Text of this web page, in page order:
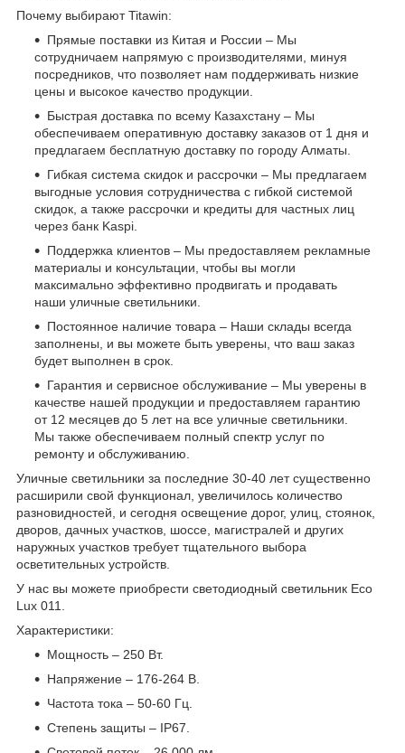
Почему выбирают Titawin:
Прямые поставки из Китая и России – Мы
сотрудничаем напрямую с производителями, минуя
посредников, что позволяет нам поддерживать низкие
цены и высокое качество продукции.
Быстрая доставка по всему Казахстану – Мы
обеспечиваем оперативную доставку заказов от 1 дня и
предлагаем бесплатную доставку по городу Алматы.
Гибкая система скидок и рассрочки – Мы предлагаем
выгодные условия сотрудничества с гибкой системой
скидок, а также рассрочки и кредиты для частных лиц
через банк Kaspi.
Поддержка клиентов – Мы предоставляем рекламные
материалы и консультации, чтобы вы могли
максимально эффективно продвигать и продавать
наши уличные светильники.
Постоянное наличие товара – Наши склады всегда
заполнены, и вы можете быть уверены, что ваш заказ
будет выполнен в срок.
Гарантия и сервисное обслуживание – Мы уверены в
качестве нашей продукции и предоставляем гарантию
от 12 месяцев до 5 лет на все уличные светильники.
Мы также обеспечиваем полный спектр услуг по
ремонту и обслуживанию.
Уличные светильники за последние 30-40 лет существенно
расширили свой функционал, увеличилось количество
разновидностей, и сегодня освещение дорог, улиц, стоянок,
дворов, дачных участков, шоссе, магистралей и других
наружных участков требует тщательного выбора
осветительных устройств.
У нас вы можете приобрести светодиодный светильник Eco
Lux 011.
Характеристики:
Мощность – 250 Вт.
Напряжение – 176-264 В.
Частота тока – 50-60 Гц.
Степень защиты – IP67.